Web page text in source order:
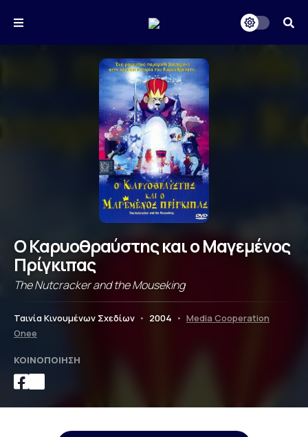
Ο Καρυοθραύστης και ο Μαγεμένος
Πρίγκιπας
The Nutcracker and the Mouseking
Ταινία Κινουμένων Σχεδίων • 2004 • Media Cooperation
Onee
ΚΟΙΝΟΠΟΊΗΣΗ